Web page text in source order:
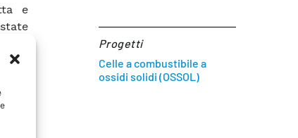
e
il
In
Progetti
Celle a combustibile a
ossidi solidi (OSSOL)